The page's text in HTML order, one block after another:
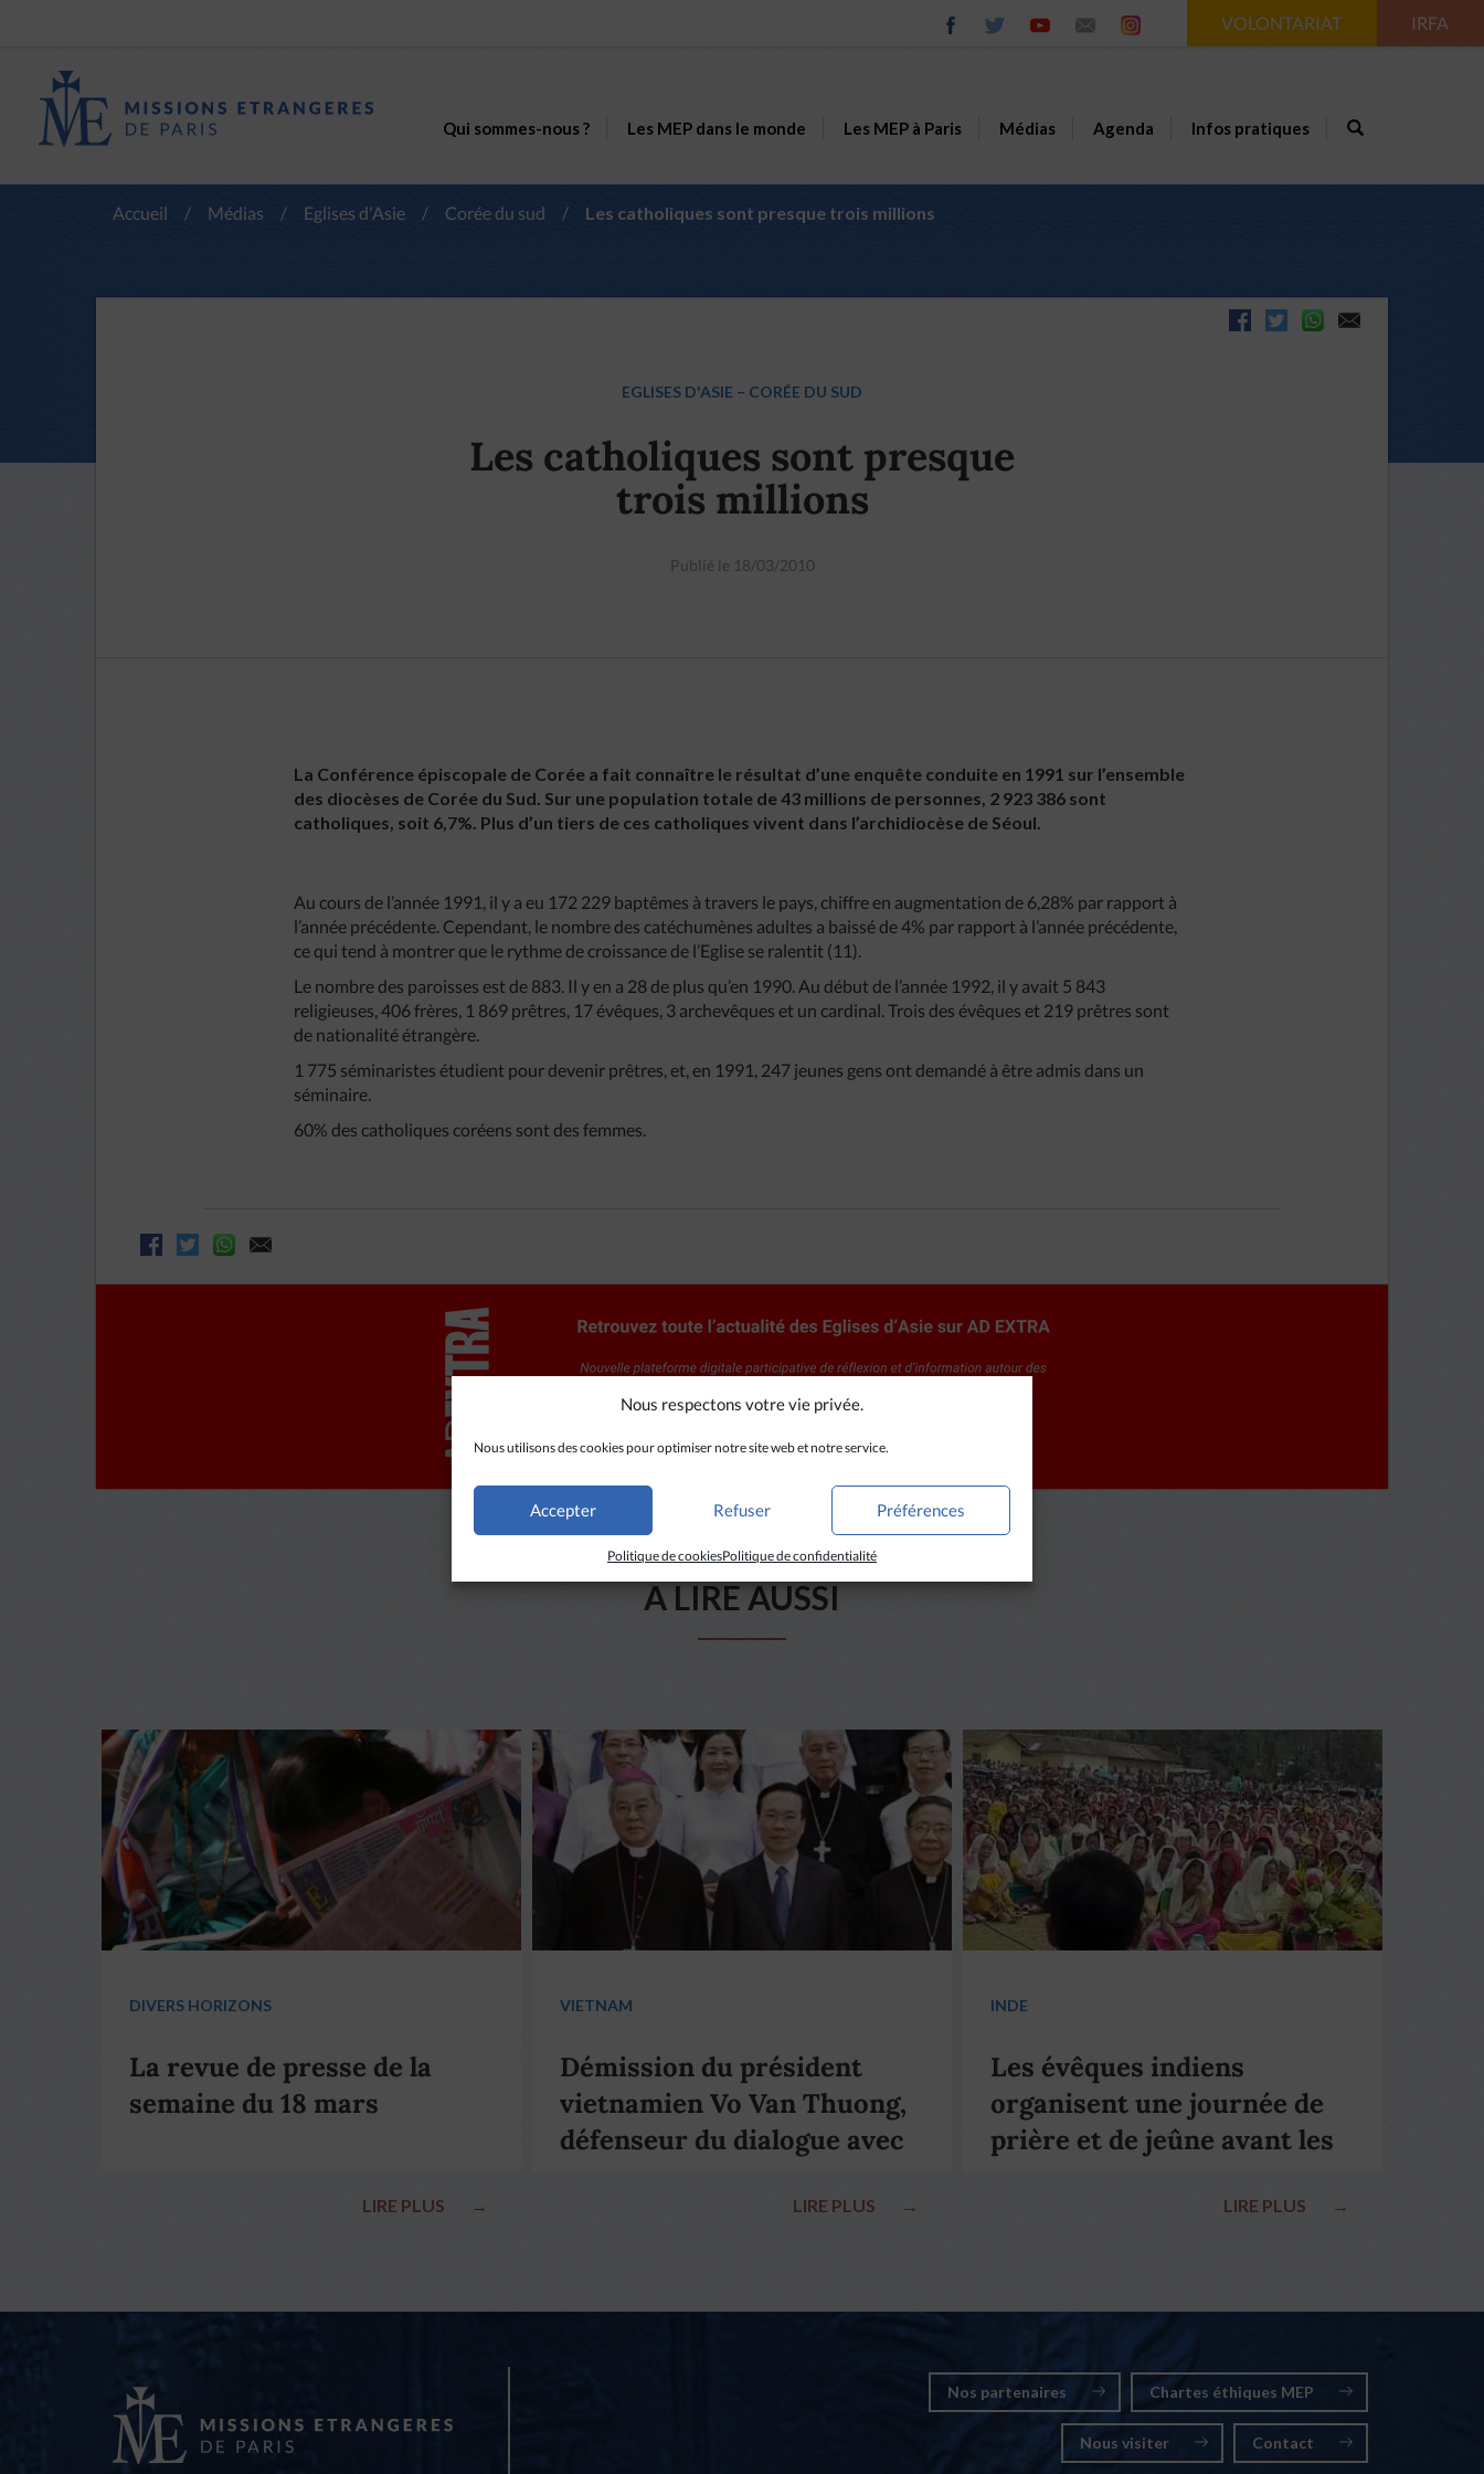
Nous respectons votre vie privée.
Nous utilisons des cookies pour optimiser notre site web et notre service.
Accepter Refuser Préférences
Politique de cookiesPolitique de confidentialité
VOLONTARIAT IRFA
Qui sommes-nous ? Les MEP dans le monde Les MEP à Paris Médias Agenda Infos pratiques
Accueil / Médias / Eglises d'Asie / Corée du sud / Les catholiques sont presque trois millions
EGLISES D'ASIE – CORÉE DU SUD
Les catholiques sont presque
trois millions
Publié le 18/03/2010
La Conférence épiscopale de Corée a fait connaître le résultat d’une enquête conduite en 1991 sur l’ensemble
des diocèses de Corée du Sud. Sur une population totale de 43 millions de personnes, 2 923 386 sont
catholiques, soit 6,7%. Plus d’un tiers de ces catholiques vivent dans l’archidiocèse de Séoul.
Au cours de l’année 1991, il y a eu 172 229 baptêmes à travers le pays, chiffre en augmentation de 6,28% par rapport à
l’année précédente. Cependant, le nombre des catéchumènes adultes a baissé de 4% par rapport à l’année précédente,
ce qui tend à montrer que le rythme de croissance de l’Eglise se ralentit (11).
Le nombre des paroisses est de 883. Il y en a 28 de plus qu’en 1990. Au début de l’année 1992, il y avait 5 843
religieuses, 406 frères, 1 869 prêtres, 17 évêques, 3 archevêques et un cardinal. Trois des évêques et 219 prêtres sont
de nationalité étrangère.
1 775 séminaristes étudient pour devenir prêtres, et, en 1991, 247 jeunes gens ont demandé à être admis dans un
séminaire.
60% des catholiques coréens sont des femmes.
A LIRE AUSSI
DIVERS HORIZONS
La revue de presse de la
semaine du 18 mars
LIRE PLUS →
VIETNAM
Démission du président
vietnamien Vo Van Thuong,
défenseur du dialogue avec
LIRE PLUS →
INDE
Les évêques indiens
organisent une journée de
prière et de jeûne avant les
LIRE PLUS →
Nos partenaires Chartes éthiques MEP
Nous visiter Contact